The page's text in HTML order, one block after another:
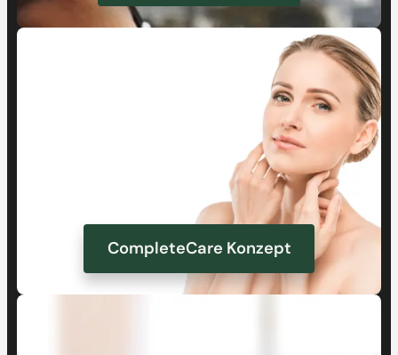
CompleteCare Konzept